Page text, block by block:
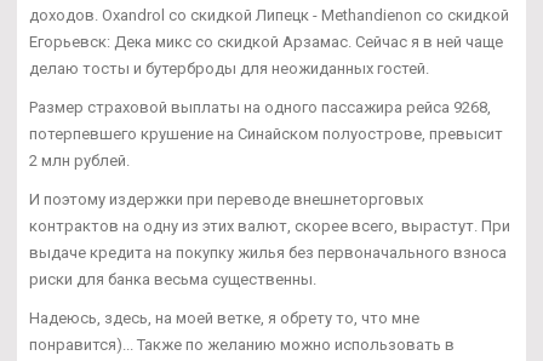
доходов. Oxandrol со скидкой Липецк - Methandienon со скидкой
Егорьевск: Дека микс со скидкой Арзамас. Сейчас я в ней чаще
делаю тосты и бутерброды для неожиданных гостей.
Размер страховой выплаты на одного пассажира рейса 9268,
потерпевшего крушение на Синайском полуострове, превысит
2 млн рублей.
И поэтому издержки при переводе внешнеторговых
контрактов на одну из этих валют, скорее всего, вырастут. При
выдаче кредита на покупку жилья без первоначального взноса
риски для банка весьма существенны.
Надеюсь, здесь, на моей ветке, я обрету то, что мне
понравится)... Также по желанию можно использовать в